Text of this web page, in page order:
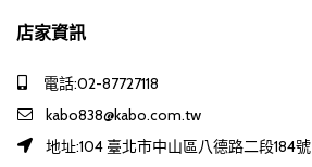
店家資訊
電話:02-87727118
kabo838@kabo.com.tw
地址:104 臺北市中山區八德路二段184號